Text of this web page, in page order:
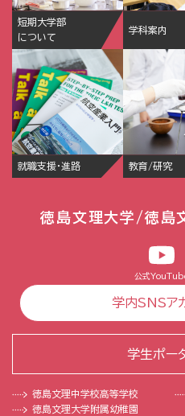
短期大学部
について
学科案内
就職支援・進路 教育/研究
徳島文理大学/徳島
公式
学内SNSア
徳島文理中学校高等学校
徳島文理大学附属幼稚園
学生ポー